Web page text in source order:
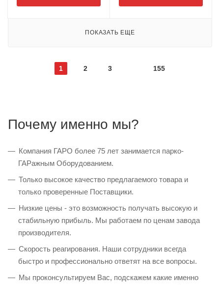
ПОКАЗАТЬ ЕЩЕ
1 2 3 155
Почему именно мы?
Компания ГАРО более 75 лет занимается парко-
ГАРажным Оборудованием.
Только высокое качество предлагаемого товара и
только проверенные Поставщики.
Низкие цены - это возможность получать высокую и
стабильную прибыль. Мы работаем по ценам завода
производителя.
Скорость реагирования. Наши сотрудники всегда
быстро и профессионально ответят на все вопросы.
Мы проконсультируем Вас, подскажем какие именно